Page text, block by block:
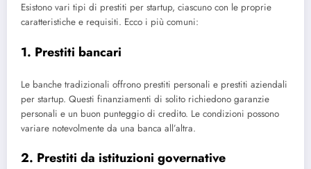
Esistono vari tipi di prestiti per startup, ciascuno con le proprie
caratteristiche e requisiti. Ecco i più comuni:
1. Prestiti bancari
Le banche tradizionali offrono prestiti personali e prestiti aziendali
per startup. Questi finanziamenti di solito richiedono garanzie
personali e un buon punteggio di credito. Le condizioni possono
variare notevolmente da una banca all’altra.
2. Prestiti da istituzioni governative